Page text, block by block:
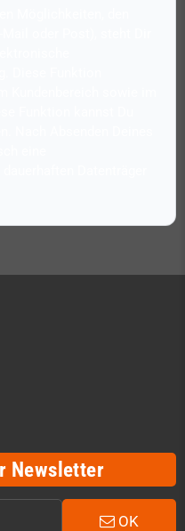
Newsletter
OK